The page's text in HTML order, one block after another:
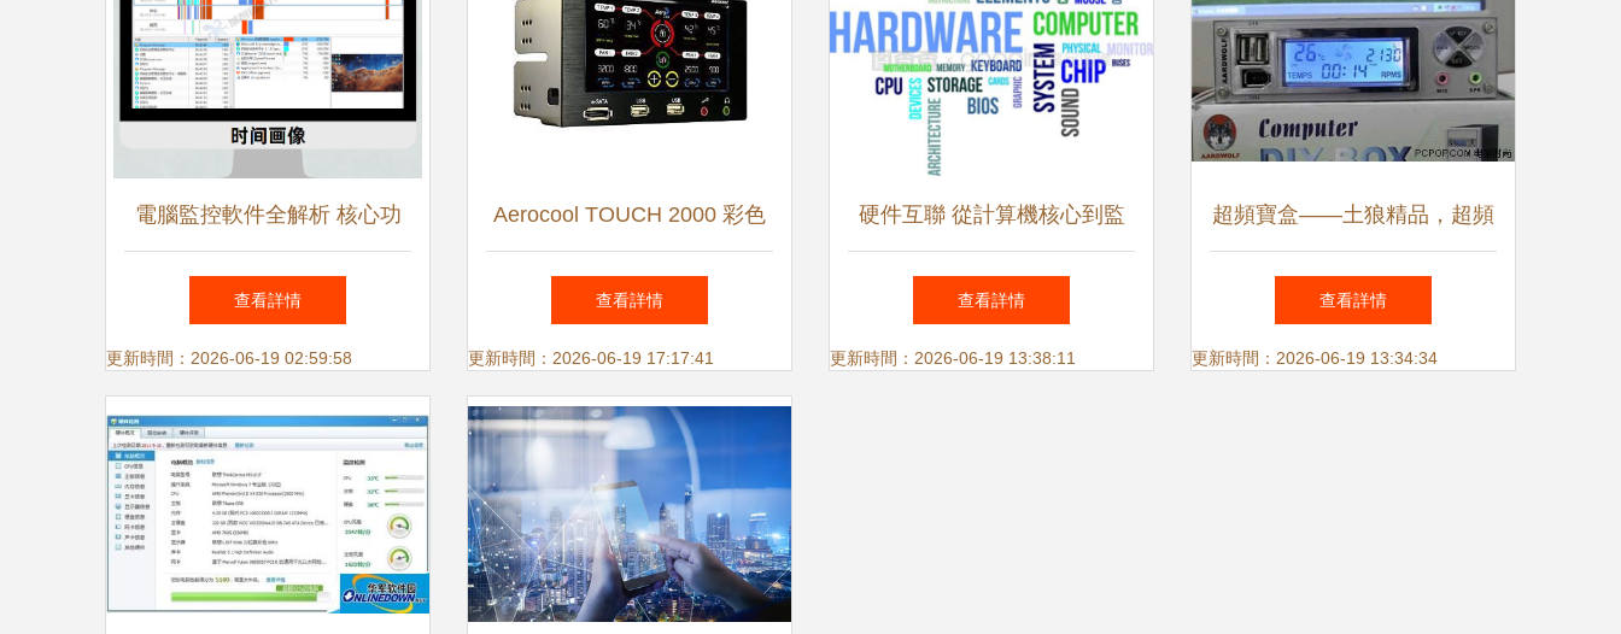
電腦監控軟件全解析 核心功
能助力企業提升信息安全與工
作效率
查看詳情
更新時間：2026-06-19 02:59:58
Aerocool TOUCH 2000 彩色
觸摸屏風扇控制器測評 智能
調控機箱散熱的新選擇
查看詳情
更新時間：2026-06-19 17:17:41
硬件互聯 從計算機核心到監
控設備的現代實踐
查看詳情
更新時間：2026-06-19 13:38:11
超頻寶盒——土狼精品，超頻
玩家的硬件監控利器
查看詳情
更新時間：2026-06-19 13:34:34